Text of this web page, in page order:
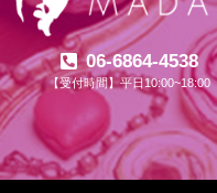
06-6864-4538
【受付時間】平日10:00~18:00